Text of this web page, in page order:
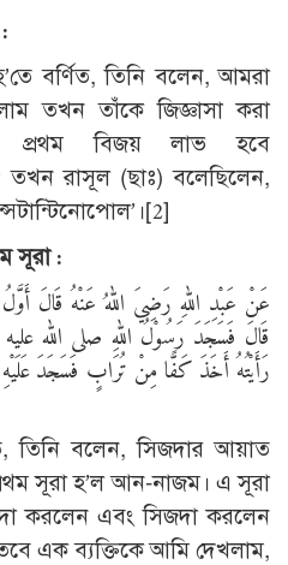
বর্ণিত, তিনি বলেন, আমরা
তখন তাঁকে জিজ্ঞাসা করা
প্রথম বিজয় লাভ হবে
তখন রাসূল (ছাঃ) বলেছিলেন,
[2]
সূরা :
عَنْ عَبْدِ اللهِ رَضِيَ اللهُ عَنْهُ قَالَ
قَالَ فَسَجَدَ رَسُوْلُ اللهِ صلى الله
رَأَيْتُهُ أَخَذَ كَفًّا مِنْ تُرَابٍ فَسَجَدَ عَلَيْهِ
তিনি বলেন, সিজদার আয়াত
সূরা হ’ল আন-নাজম। এ সূরা
করলেন এবং সিজদা করলেন
এক ব্যক্তিকে আমি দেখলাম,